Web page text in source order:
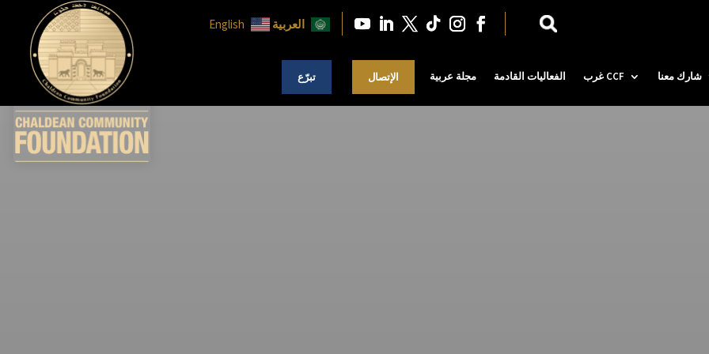
العربية English
شارك معنا CCF غرب الفعاليات القادمة مجلة عربية الإتصال تبرّع